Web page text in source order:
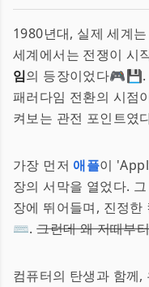
1980년대, 실제 세계
세계에서는 전쟁이 시
임의 등장이었다🎮💾.
패러다임 전환의 시점
켜보는 관전 포인트였
가장 먼저 애플이
장의 서막을 열었다.
장에 뛰어들며, 진정
⌨️.그런데 왜 저때부
컴퓨터의 탄생과 함께